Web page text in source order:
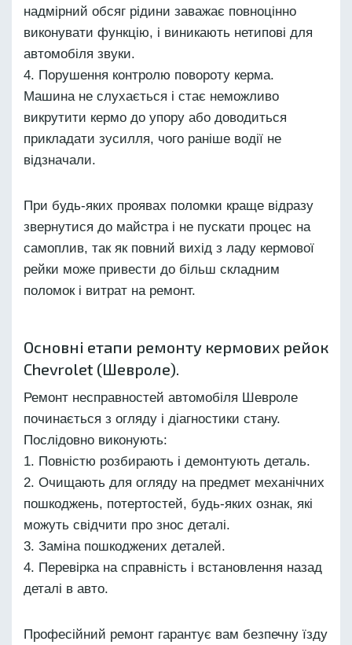
надмірний обсяг рідини заважає повноцінно
виконувати функцію, і виникають нетипові для
автомобіля звуки.
Порушення контролю повороту керма.
Машина не слухається і стає неможливо
викрутити кермо до упору або доводиться
прикладати зусилля, чого раніше водії не
відзначали.
При будь-яких проявах поломки краще відразу
звернутися до майстра і не пускати процес на
самоплив, так як повний вихід з ладу кермової
рейки може привести до більш складним
поломок і витрат на ремонт.
Основні етапи ремонту кермових рейок
Chevrolet (Шевроле).
Ремонт несправностей автомобіля Шевроле
починається з огляду і діагностики стану.
Послідовно виконують:
Повністю розбирають і демонтують деталь.
Очищають для огляду на предмет механічних
пошкоджень, потертостей, будь-яких ознак, які
можуть свідчити про знос деталі.
Заміна пошкоджених деталей.
Перевірка на справність і встановлення назад
деталі в авто.
Професійний ремонт гарантує вам безпечну їзду